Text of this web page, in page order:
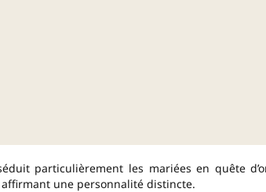
particulièrement les mariées en quête
une personnalité distincte.